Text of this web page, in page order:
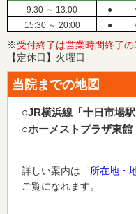
9:30 ～ 13:00
●
15:30 ～ 20:00
●
※受付終了は営業時間終了の
【定休日】火曜日
当院までの地図
○JR横浜線「十日市場
○ホーメストプラザ東館
詳しい案内は「所在地・
ご覧になれます。